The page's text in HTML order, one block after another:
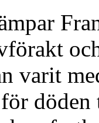
varit